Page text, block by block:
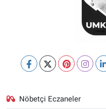
Nöbetçi Eczaneler